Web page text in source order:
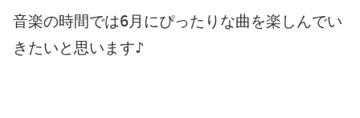
音楽の時間では6月にぴったりな曲を楽しんでい
きたいと思います♪